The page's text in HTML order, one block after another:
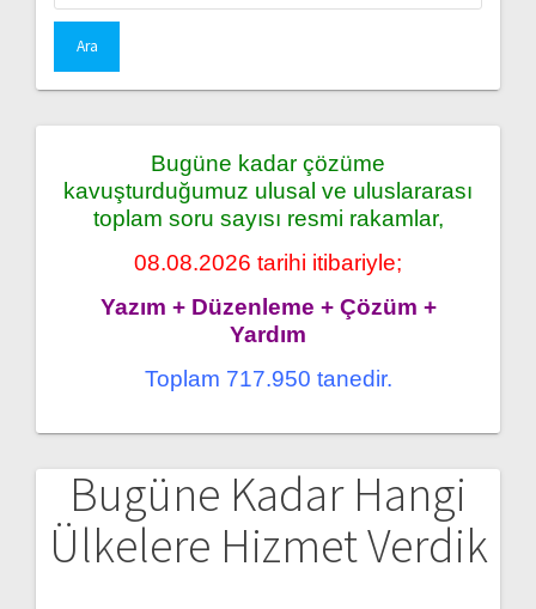
Bugüne kadar çözüme
kavuşturduğumuz ulusal ve uluslararası
toplam soru sayısı resmi rakamlar,
08.08.2026 tarihi itibariyle;
Yazım + Düzenleme + Çözüm +
Yardım
Toplam 717.950 tanedir.
Bugüne Kadar Hangi
Ülkelere Hizmet Verdik